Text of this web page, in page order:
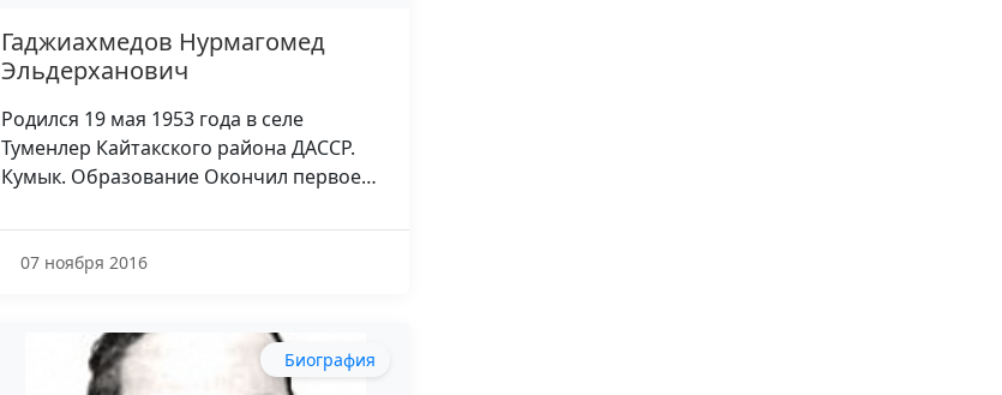
Гаджиахмедов Нурмагомед
Эльдерханович
Родился 19 мая 1953 года в селе
Туменлер Кайтакского района ДАССР.
Кумык. Образование Окончил первое…
07 ноября 2016
Биография